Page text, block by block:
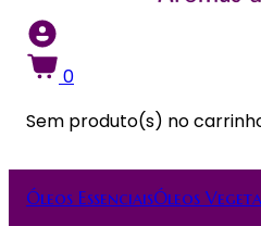
0
Sem produto(s) no
Óleos EssenciaisÓleos